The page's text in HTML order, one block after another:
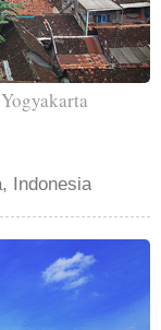
Indonesia